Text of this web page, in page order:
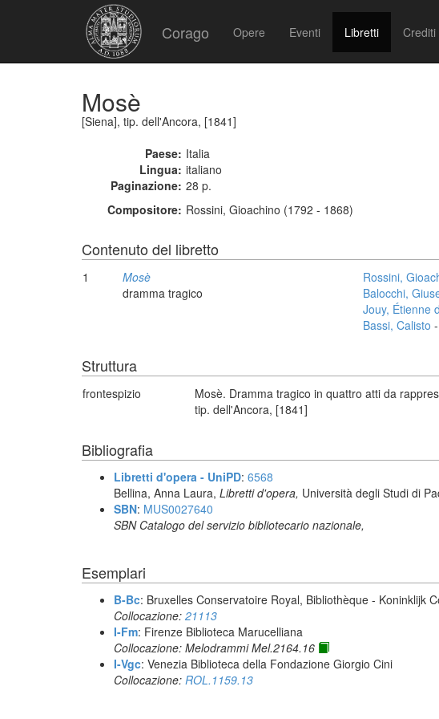
Corago Opere Eventi Libretti Crediti
Mosè
[Siena], tip. dell'Ancora, [1841]
Paese: Italia
Lingua: italiano
Paginazione: 28 p.
Compositore: Rossini, Gioachino (1792 - 1868)
Contenuto del libretto
1
Mosè
dramma tragico
Rossini,
Balocchi,
Jouy, Étienne
Bassi, Calisto
Struttura
frontespizio
Mosè. Dramma tragico in quattro atti da
tip. dell'Ancora, [1841]
Bibliografia
Libretti d'opera - UniPD: 6568
Bellina, Anna Laura, Libretti d'opera, Università degli Studi di
SBN: MUS0027640
SBN Catalogo del servizio bibliotecario nazionale,
Esemplari
B-Bc: Bruxelles Conservatoire Royal, Bibliothèque - Koninklijk
Collocazione: 21113
I-Fm: Firenze Biblioteca Marucelliana
Collocazione: Melodrammi Mel.2164.16
I-Vgc: Venezia Biblioteca della Fondazione Giorgio Cini
Collocazione: ROL.1159.13